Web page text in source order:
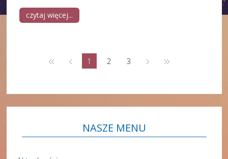
czytaj więcej...
1 2 3
NASZE MENU